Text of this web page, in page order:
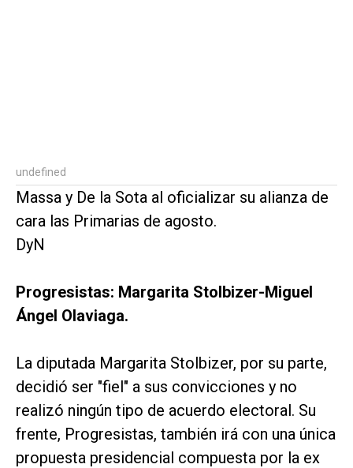
undefined
Massa y De la Sota al oficializar su alianza de
cara las Primarias de agosto.
DyN
Progresistas: Margarita Stolbizer-Miguel
Ángel Olaviaga.
La diputada Margarita Stolbizer, por su parte,
decidió ser "fiel" a sus convicciones y no
realizó ningún tipo de acuerdo electoral. Su
frente, Progresistas, también irá con una única
propuesta presidencial compuesta por la ex